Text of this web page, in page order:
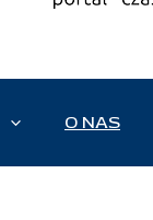
O NAS